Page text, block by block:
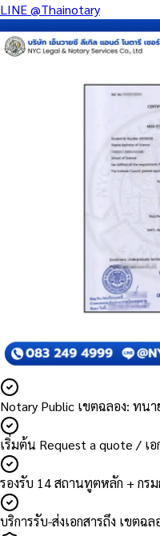
LINE@Thainotary
Notary Public เขตฉลอง: ทน
เริ่มต้น Request a quote / เ
รองรับ 14 สถานทูตหลัก + กรม
บริการรับ-ส่งเอกสารถึง เขตฉ